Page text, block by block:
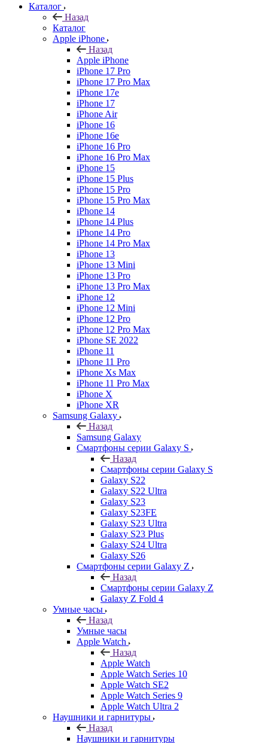
Каталог
Назад
Каталог
Apple iPhone
Назад
Apple iPhone
iPhone 17 Pro
iPhone 17 Pro Max
iPhone 17e
iPhone 17
iPhone Air
iPhone 16
iPhone 16e
iPhone 16 Pro
iPhone 16 Pro Max
iPhone 15
iPhone 15 Plus
iPhone 15 Pro
iPhone 15 Pro Max
iPhone 14
iPhone 14 Plus
iPhone 14 Pro
iPhone 14 Pro Max
iPhone 13
iPhone 13 Mini
iPhone 13 Pro
iPhone 13 Pro Max
iPhone 12
iPhone 12 Mini
iPhone 12 Pro
iPhone 12 Pro Max
iPhone SE 2022
iPhone 11
iPhone 11 Pro
iPhone Xs Max
iPhone 11 Pro Max
iPhone X
iPhone XR
Samsung Galaxy
Назад
Samsung Galaxy
Смартфоны серии Galaxy S
Назад
Смартфоны серии Galaxy S
Galaxy S22
Galaxy S22 Ultra
Galaxy S23
Galaxy S23FE
Galaxy S23 Ultra
Galaxy S23 Plus
Galaxy S24 Ultra
Galaxy S26
Смартфоны серии Galaxy Z
Назад
Смартфоны серии Galaxy Z
Galaxy Z Fold 4
Умные часы
Назад
Умные часы
Apple Watch
Назад
Apple Watch
Apple Watch Series 10
Apple Watch SE2
Apple Watch Series 9
Apple Watch Ultra 2
Наушники и гарнитуры
Назад
Наушники и гарнитуры